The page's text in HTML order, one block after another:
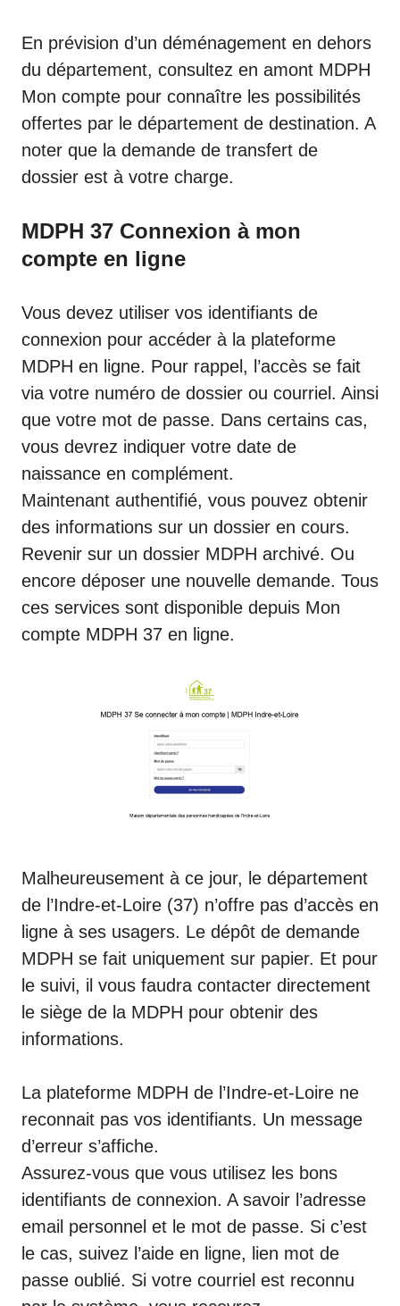
En prévision d’un déménagement en dehors
du département, consultez en amont MDPH
Mon compte pour connaître les possibilités
offertes par le département de destination. A
noter que la demande de transfert de
dossier est à votre charge.
MDPH 37 Connexion à mon
compte en ligne
Vous devez utiliser vos identifiants de
connexion pour accéder à la plateforme
MDPH en ligne. Pour rappel, l’accès se fait
via votre numéro de dossier ou courriel. Ainsi
que votre mot de passe. Dans certains cas,
vous devrez indiquer votre date de
naissance en complément.
Maintenant authentifié, vous pouvez obtenir
des informations sur un dossier en cours.
Revenir sur un dossier MDPH archivé. Ou
encore déposer une nouvelle demande. Tous
ces services sont disponible depuis Mon
compte MDPH 37 en ligne.
Malheureusement à ce jour, le département
de l’Indre-et-Loire (37) n’offre pas d’accès en
ligne à ses usagers. Le dépôt de demande
MDPH se fait uniquement sur papier. Et pour
le suivi, il vous faudra contacter directement
le siège de la MDPH pour obtenir des
informations.
La plateforme MDPH de l’Indre-et-Loire ne
reconnait pas vos identifiants. Un message
d’erreur s’affiche.
Assurez-vous que vous utilisez les bons
identifiants de connexion. A savoir l’adresse
email personnel et le mot de passe. Si c’est
le cas, suivez l’aide en ligne, lien mot de
passe oublié. Si votre courriel est reconnu